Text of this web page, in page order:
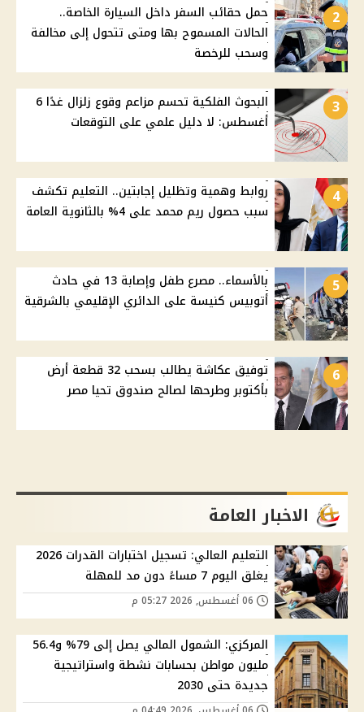
2
حمل حقائب السفر داخل السيارة الخاصة..
الحالات المسموح بها ومتى تتحول إلى مخالفة
وسحب للرخصة
3
البحوث الفلكية تحسم مزاعم وقوع زلزال غدًا 6
أغسطس: لا دليل علمي على التوقعات
4
روابط وهمية وتظليل إجابتين.. التعليم تكشف
سبب حصول ريم محمد على 4% بالثانوية العامة
5
بالأسماء.. مصرع طفل وإصابة 13 في حادث
أتوبيس كنيسة على الدائري الإقليمي بالشرقية
6
توفيق عكاشة يطالب بسحب 32 قطعة أرض
بأكتوبر وطرحها لصالح صندوق تحيا مصر
الاخبار العامة
التعليم العالي: تسجيل اختبارات القدرات 2026
يغلق اليوم 7 مساءً دون مد للمهلة
المركزي: الشمول المالي يصل إلى 79% و56.4
مليون مواطن بحسابات نشطة واستراتيجية
جديدة حتى 2030